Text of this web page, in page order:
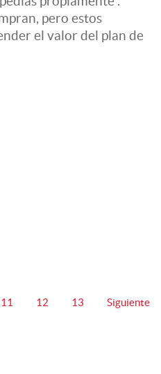
pero estos
el valor del plan de
11 12 13 Siguiente